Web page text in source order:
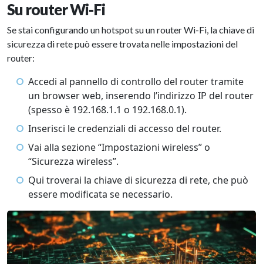
Su router Wi-Fi
Se stai configurando un hotspot su un router Wi-Fi, la chiave di
sicurezza di rete può essere trovata nelle impostazioni del
router:
Accedi al pannello di controllo del router tramite
un browser web, inserendo l’indirizzo IP del router
(spesso è 192.168.1.1 o 192.168.0.1).
Inserisci le credenziali di accesso del router.
Vai alla sezione “Impostazioni wireless” o
“Sicurezza wireless”.
Qui troverai la chiave di sicurezza di rete, che può
essere modificata se necessario.